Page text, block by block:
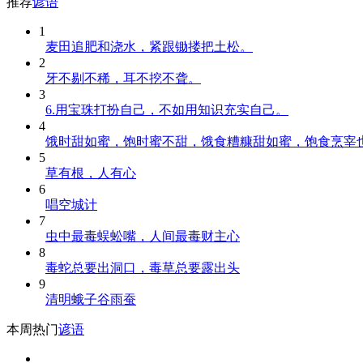
1
麦田追肥和浇水，紧跟锄搂把土松。
2
牙不剔不稀，耳不挖不聋。
3
6.用宝珠打扮自己，不如用知识充实自己。
4
饿时甜如蜜，饱时蜜不甜，饿食糟糠甜如蜜，饱食烹宰
5
草有根，人有心
6
唱空城计
7
虫中最毒蜈蚣嘴，人间最毒财主心
8
毒蛇总要出洞口，毒草总要露出头
9
清明蛾子谷雨蚕
本周热门谚语